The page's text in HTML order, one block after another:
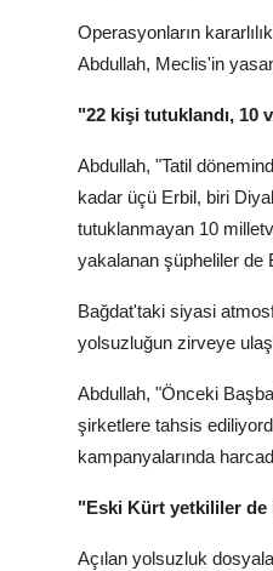
Operasyonların
Abdullah, Meclis'in
"22 kişi tutuklandı, 10
Abdullah, "Tatil
kadar üçü Erbil, biri
tutuklanmayan 10
yakalanan şüpheliler de
Bağdat'taki siyasi
yolsuzluğun zirveye
Abdullah, "Önceki
şirketlere tahsis
kampanyalarında
"Eski Kürt yetkililer de
Açılan yolsuzluk